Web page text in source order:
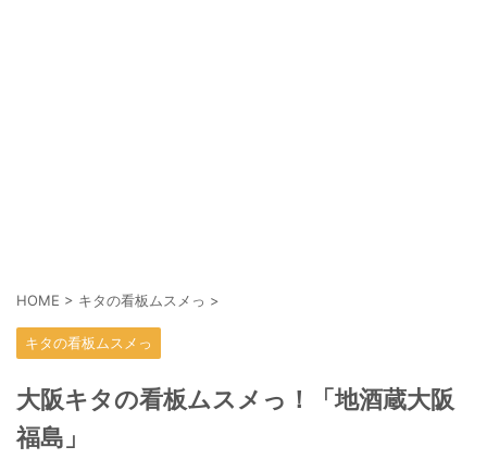
HOME > キタの看板ムスメっ >
キタの看板ムスメっ
大阪キタの看板ムスメっ！「地酒蔵大阪
福島」